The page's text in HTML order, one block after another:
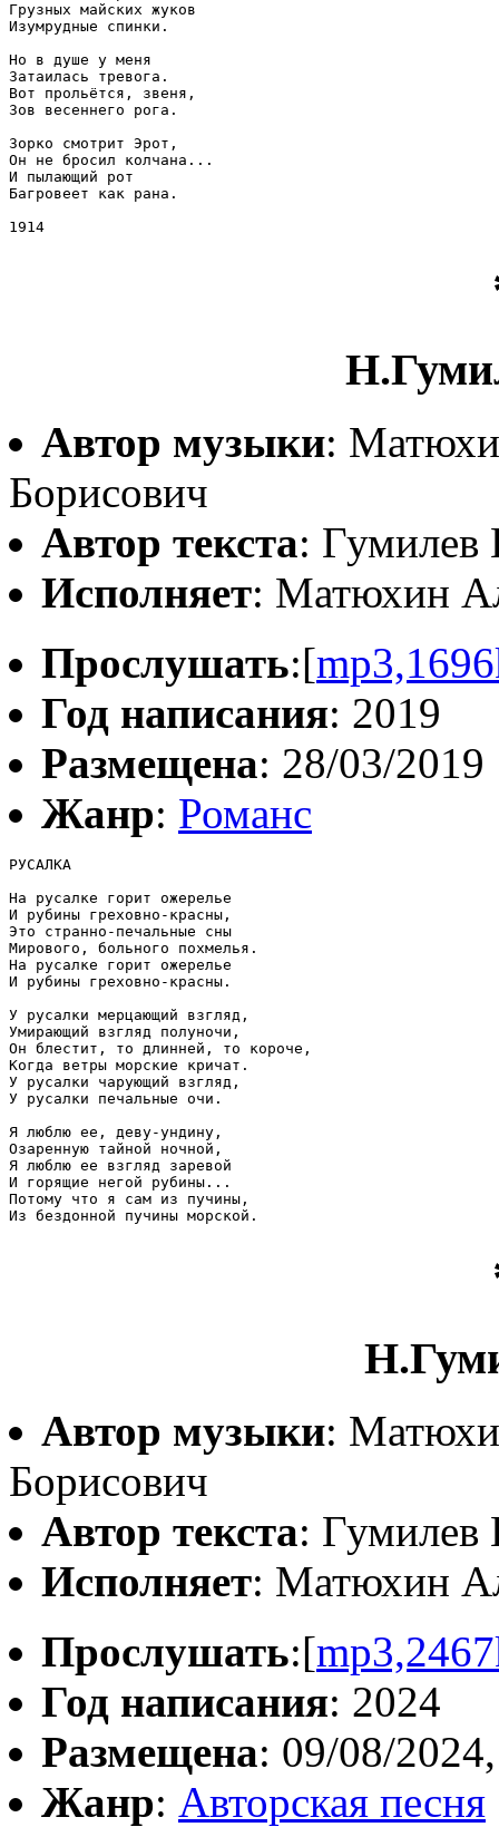
Грузных майских жуков
Изумрудные спинки.
Но в душе у меня
Затаилась тревога.
Вот прольётся, звеня,
Зов весеннего рога.
Зорко смотрит Эрот,
Он не бросил колчана...
И пылающий рот
Багровеет как рана.
Автор музыки:
Борисович
Автор текста: Гумилев
Исполняет: Матюхин
Прослушать:[
Год написания: 2019
Размещена: 28/03/2019
Жанр: Романс
РУСАЛКА
На русалке горит ожерелье
И рубины греховно-красны,
Это странно-печальные сны
Мирового, больного похмелья.
На русалке горит ожерелье
И рубины греховно-красны.
У русалки мерцающий взгляд,
Умирающий взгляд полуночи,
Он блестит, то длинней, то короче,
Когда ветры морские кричат.
У русалки чарующий взгляд,
У русалки печальные очи.
Я люблю ее, деву-ундину,
Озаренную тайной ночной,
Я люблю ее взгляд заревой
И горящие негой рубины...
Потому что я сам из пучины,
Автор музыки:
Борисович
Автор текста: Гумилев
Исполняет: Матюхин
Прослушать:[
Год написания: 2024
Размещена: 09/08/
Жанр: Авторская песня